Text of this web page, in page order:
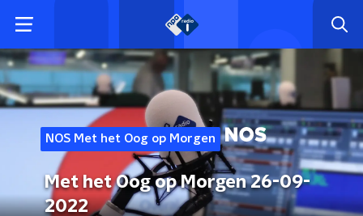
NOS Met het Oog op Morgen
Met het Oog op Morgen 26-09-
2022